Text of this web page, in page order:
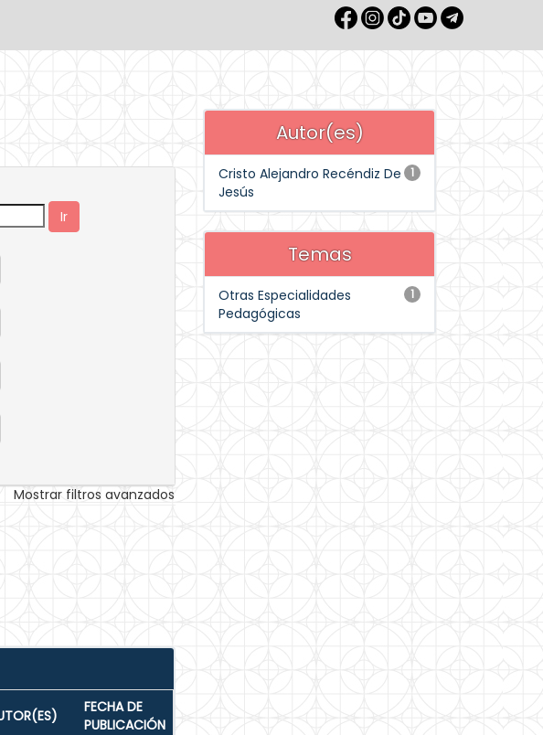
Mostrar filtros avanzados
FECHA DE
PUBLICACIÓN
Autor(es)
1
Cristo Alejandro Recéndiz De
Jesús
Temas
1
Otras Especialidades
Pedagógicas